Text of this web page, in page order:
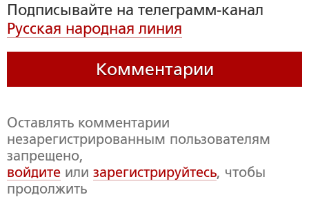
Подписывайте на телеграмм-канал
Русская народная линия
Комментарии
Оставлять комментарии
незарегистрированным пользователям
запрещено,
войдите или зарегистрируйтесь, чтобы
продолжить